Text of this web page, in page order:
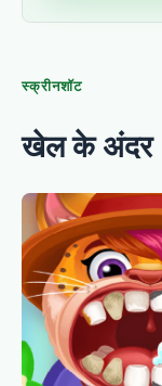
स्क्रीनशॉट
खेल के अंदर